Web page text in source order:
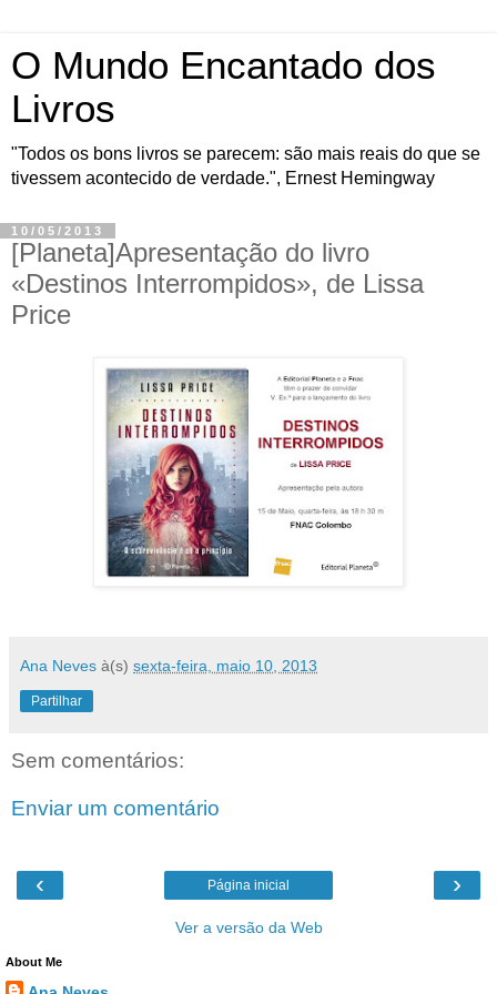
O Mundo Encantado dos
Livros
"Todos os bons livros se parecem: são mais reais do que se
tivessem acontecido de verdade.", Ernest Hemingway
10/05/2013
[Planeta]Apresentação do livro
«Destinos Interrompidos», de Lissa
Ana Neves à(s) sexta-feira, maio 10, 2013
Partilhar
Sem comentários:
Enviar um comentário
‹ ›
Página inicial
Ver a versão da Web
About Me